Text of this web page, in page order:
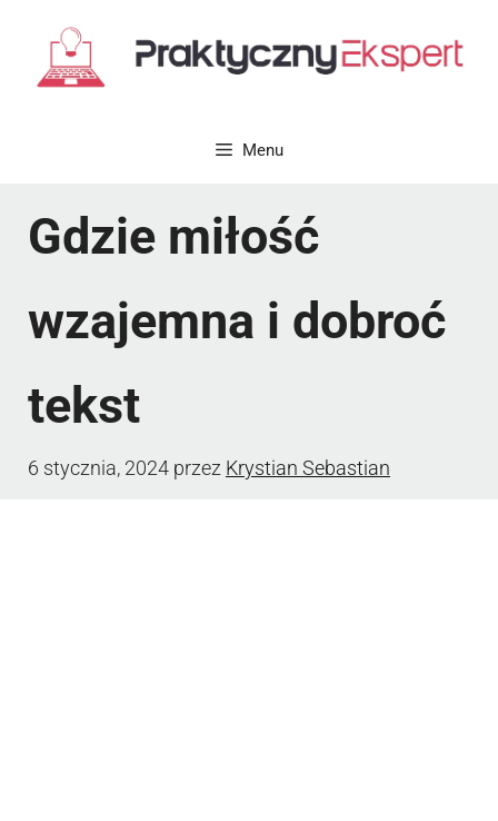
Menu
Gdzie miłość
wzajemna i dobroć
tekst
6 stycznia, 2024 przez Krystian Sebastian